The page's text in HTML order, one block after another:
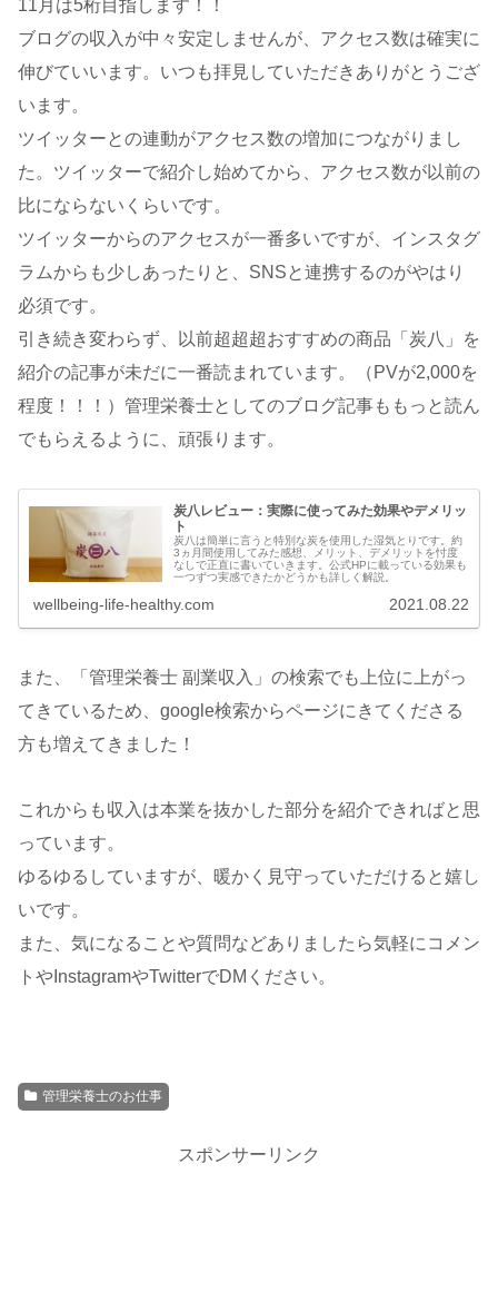
11月は5桁目指します！！
ブログの収入が中々安定しませんが、アクセス数は確実に
伸びていいます。いつも拝見していただきありがとうござ
います。
ツイッターとの連動がアクセス数の増加につながりまし
た。ツイッターで紹介し始めてから、アクセス数が以前の
比にならないくらいです。
ツイッターからのアクセスが一番多いですが、インスタグ
ラムからも少しあったりと、SNSと連携するのがやはり
必須です。
引き続き変わらず、以前超超超おすすめの商品「炭八」を
紹介の記事が未だに一番読まれています。（PVが2,000を
程度！！！）管理栄養士としてのブログ記事ももっと読ん
でもらえるように、頑張ります。
炭八レビュー：実際に使ってみた効果やデメリッ
ト
炭八は簡単に言うと特別な炭を使用した湿気とりです。約
3ヵ月間使用してみた感想、メリット、デメリットを忖度
なしで正直に書いていきます。公式HPに載っている効果も
一つずつ実感できたかどうかも詳しく解説。
wellbeing-life-healthy.com 2021.08.22
また、「管理栄養士 副業収入」の検索でも上位に上がっ
てきているため、google検索からページにきてくださる
方も増えてきました！
これからも収入は本業を抜かした部分を紹介できればと思
っています。
ゆるゆるしていますが、暖かく見守っていただけると嬉し
いです。
また、気になることや質問などありましたら気軽にコメン
トやInstagramやTwitterでDMください。
管理栄養士のお仕事
スポンサーリンク